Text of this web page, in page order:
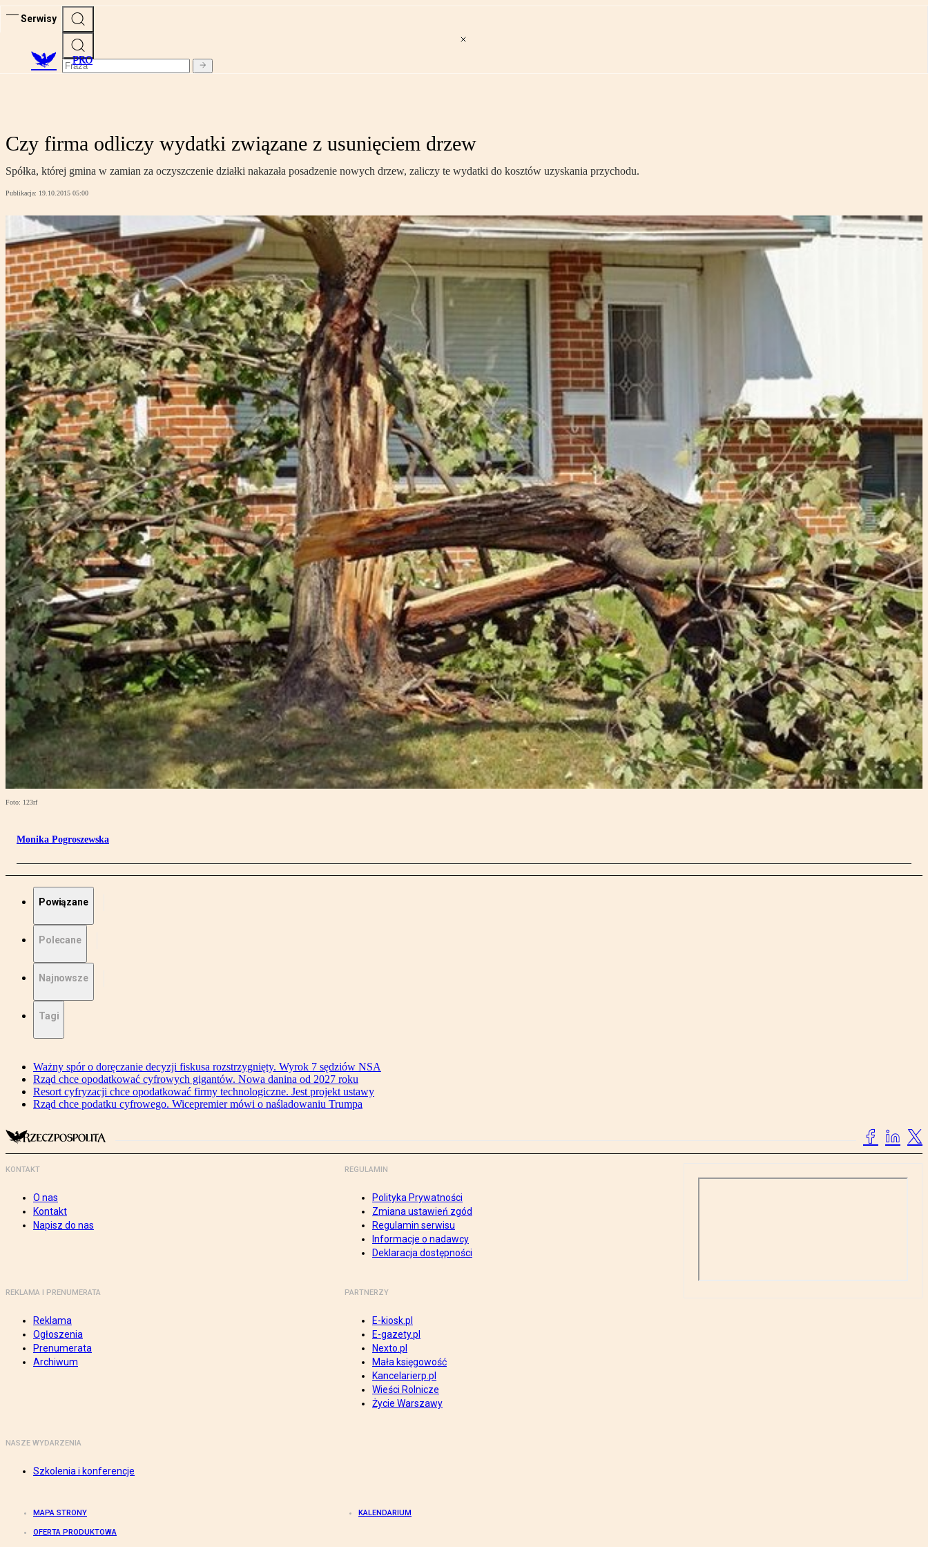
Serwisy
PRO
Czy firma odliczy wydatki związane z usunięciem drzew
Spółka, której gmina w zamian za oczyszczenie działki nakazała posadzenie nowych drzew, zaliczy te wydatki do kosztów uzyskania przychodu.
Publikacja: 19.10.2015 05:00
Foto: 123rf
Monika Pogroszewska
Powiązane
Polecane
Najnowsze
Tagi
Ważny spór o doręczanie decyzji fiskusa rozstrzygnięty. Wyrok 7 sędziów NSA
Rząd chce opodatkować cyfrowych gigantów. Nowa danina od 2027 roku
Resort cyfryzacji chce opodatkować firmy technologiczne. Jest projekt ustawy
Rząd chce podatku cyfrowego. Wicepremier mówi o naśladowaniu Trumpa
KONTAKT
O nas
Kontakt
Napisz do nas
REGULAMIN
Polityka Prywatności
Zmiana ustawień zgód
Regulamin serwisu
Informacje o nadawcy
Deklaracja dostępności
REKLAMA I PRENUMERATA
Reklama
Ogłoszenia
Prenumerata
Archiwum
PARTNERZY
E-kiosk.pl
E-gazety.pl
Nexto.pl
Mała księgowość
Kancelarierp.pl
Wieści Rolnicze
Życie Warszawy
NASZE WYDARZENIA
Szkolenia i konferencje
MAPA STRONY KALENDARIUM
OFERTA PRODUKTOWA